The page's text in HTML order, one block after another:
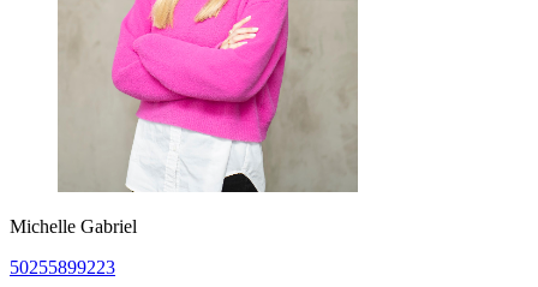
Michelle Gabriel
50255899223